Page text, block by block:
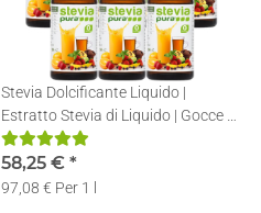
Stevia Dolcificante Liquido |
Estratto Stevia di Liquido | Gocce di
Stevia | 12x50ml
58,25 € *
97,08 € Per 1 l